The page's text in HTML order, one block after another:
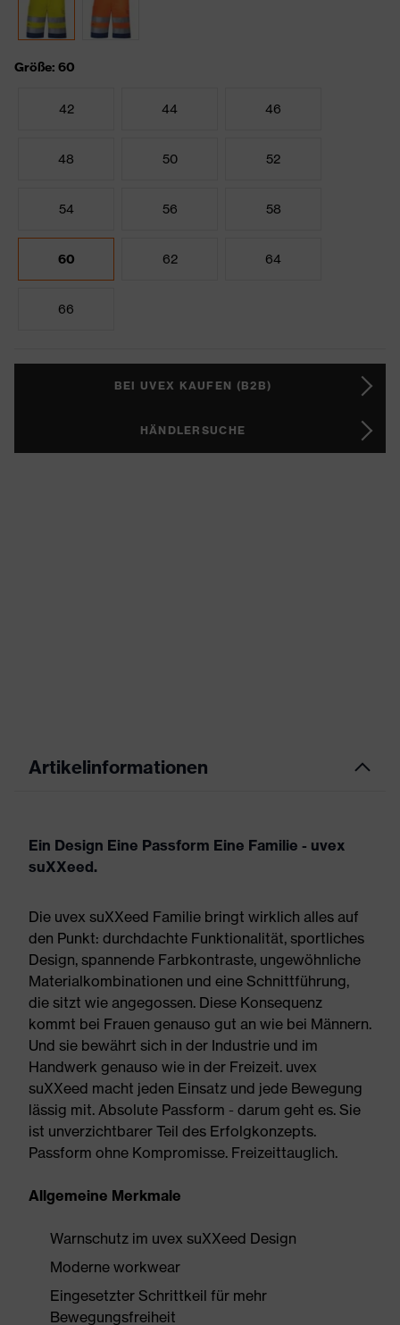
Größe: 60
42 44 46
48 50 52
54 56 58
60 62 64
66
BEI UVEX KAUFEN (B2B)
HÄNDLERSUCHE
Artikelinformationen
Ein Design Eine Passform Eine Familie - uvex
suXXeed.
Die uvex suXXeed Familie bringt wirklich alles auf
den Punkt: durchdachte Funktionalität, sportliches
Design, spannende Farbkontraste, ungewöhnliche
Materialkombinationen und eine Schnittführung,
die sitzt wie angegossen. Diese Konsequenz
kommt bei Frauen genauso gut an wie bei Männern.
Und sie bewährt sich in der Industrie und im
Handwerk genauso wie in der Freizeit. uvex
suXXeed macht jeden Einsatz und jede Bewegung
lässig mit. Absolute Passform - darum geht es. Sie
ist unverzichtbarer Teil des Erfolgkonzepts.
Passform ohne Kompromisse. Freizeittauglich.
Allgemeine Merkmale
Warnschutz im uvex suXXeed Design
Moderne workwear
Eingesetzter Schrittkeil für mehr
Bewegungsfreiheit